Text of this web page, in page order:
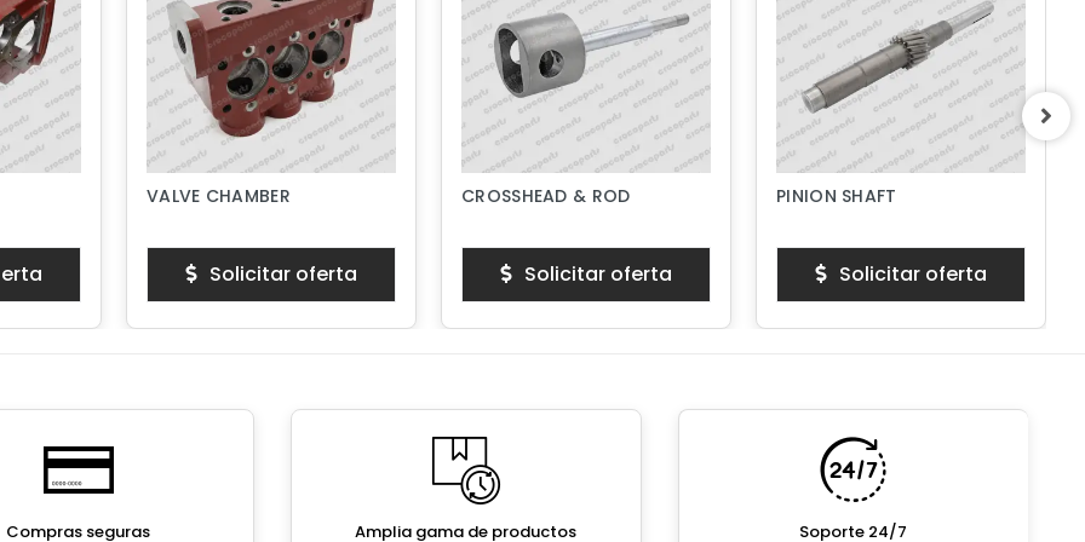
VALVE CHAMBER
Solicitar oferta
CROSSHEAD & ROD
Solicitar oferta
PINION SHAFT
Solicitar oferta
Compras seguras Amplia gama de productos Soporte 24/7